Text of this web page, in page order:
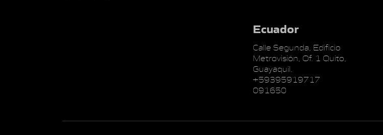
Ecuador
Calle Segunda, Edificio
Metrovisión, Of. 1 Quito,
Guayaquil.
+59395919717
091650